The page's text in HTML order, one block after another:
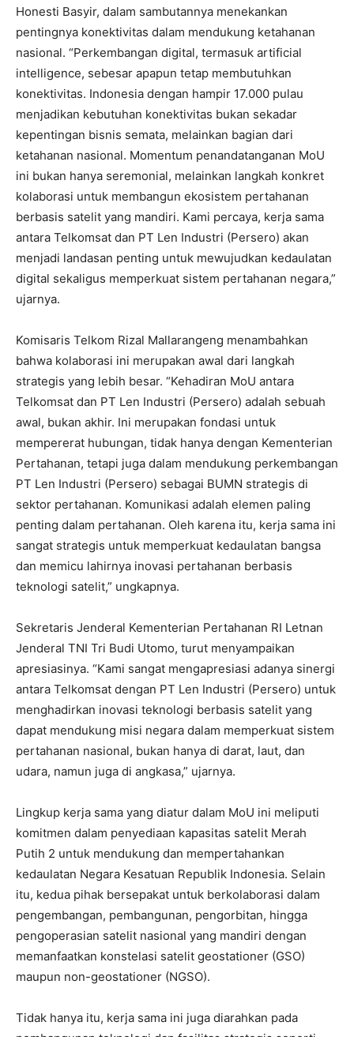
Honesti Basyir, dalam sambutannya menekankan
pentingnya konektivitas dalam mendukung ketahanan
nasional. “Perkembangan digital, termasuk artificial
intelligence, sebesar apapun tetap membutuhkan
konektivitas. Indonesia dengan hampir 17.000 pulau
menjadikan kebutuhan konektivitas bukan sekadar
kepentingan bisnis semata, melainkan bagian dari
ketahanan nasional. Momentum penandatanganan MoU
ini bukan hanya seremonial, melainkan langkah konkret
kolaborasi untuk membangun ekosistem pertahanan
berbasis satelit yang mandiri. Kami percaya, kerja sama
antara Telkomsat dan PT Len Industri (Persero) akan
menjadi landasan penting untuk mewujudkan kedaulatan
digital sekaligus memperkuat sistem pertahanan negara,”
ujarnya.
Komisaris Telkom Rizal Mallarangeng menambahkan
bahwa kolaborasi ini merupakan awal dari langkah
strategis yang lebih besar. “Kehadiran MoU antara
Telkomsat dan PT Len Industri (Persero) adalah sebuah
awal, bukan akhir. Ini merupakan fondasi untuk
mempererat hubungan, tidak hanya dengan Kementerian
Pertahanan, tetapi juga dalam mendukung perkembangan
PT Len Industri (Persero) sebagai BUMN strategis di
sektor pertahanan. Komunikasi adalah elemen paling
penting dalam pertahanan. Oleh karena itu, kerja sama ini
sangat strategis untuk memperkuat kedaulatan bangsa
dan memicu lahirnya inovasi pertahanan berbasis
teknologi satelit,” ungkapnya.
Sekretaris Jenderal Kementerian Pertahanan RI Letnan
Jenderal TNI Tri Budi Utomo, turut menyampaikan
apresiasinya. “Kami sangat mengapresiasi adanya sinergi
antara Telkomsat dengan PT Len Industri (Persero) untuk
menghadirkan inovasi teknologi berbasis satelit yang
dapat mendukung misi negara dalam memperkuat sistem
pertahanan nasional, bukan hanya di darat, laut, dan
udara, namun juga di angkasa,” ujarnya.
Lingkup kerja sama yang diatur dalam MoU ini meliputi
komitmen dalam penyediaan kapasitas satelit Merah
Putih 2 untuk mendukung dan mempertahankan
kedaulatan Negara Kesatuan Republik Indonesia. Selain
itu, kedua pihak bersepakat untuk berkolaborasi dalam
pengembangan, pembangunan, pengorbitan, hingga
pengoperasian satelit nasional yang mandiri dengan
memanfaatkan konstelasi satelit geostationer (GSO)
maupun non-geostationer (NGSO).
Tidak hanya itu, kerja sama ini juga diarahkan pada